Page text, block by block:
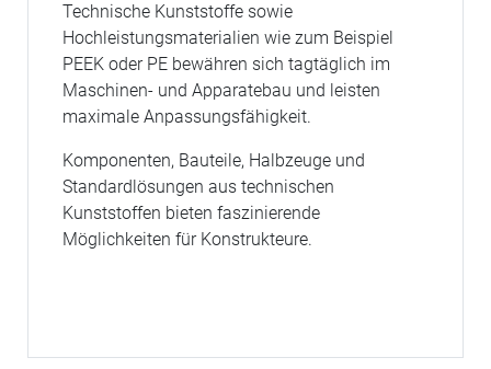
Technische Kunststoffe sowie
Hochleistungsmaterialien wie zum Beispiel
PEEK oder PE bewähren sich tagtäglich im
Maschinen- und Apparatebau und leisten
maximale Anpassungsfähigkeit.
Komponenten, Bauteile, Halbzeuge und
Standardlösungen aus technischen
Kunststoffen bieten faszinierende
Möglichkeiten für Konstrukteure.